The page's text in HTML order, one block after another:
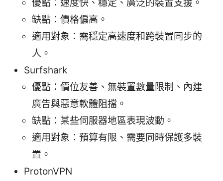
優點：速度快、穩定、廣泛的裝置支援。
缺點：價格偏高。
適用對象：需穩定高速度和跨裝置同步的
人。
Surfshark
優點：價位友善、無裝置數量限制、內建
廣告與惡意軟體阻擋。
缺點：某些伺服器地區表現波動。
適用對象：預算有限、需要同時保護多裝
置。
ProtonVPN